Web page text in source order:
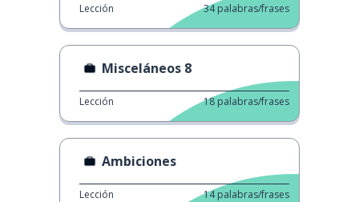
Lección 34 palabras/frases
Misceláneos 8
Lección 18 palabras/frases
Ambiciones
Lección 14 palabras/frases